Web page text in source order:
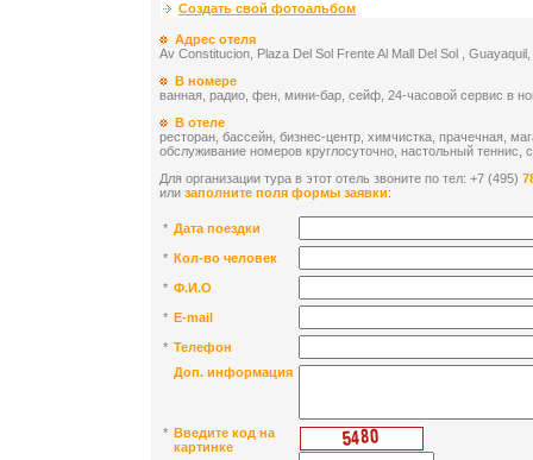
Создать свой фотоальбом
Адрес отеля
Av Constitucion, Plaza Del Sol Frente Al Mall Del Sol ,
В номере
ванная, радио, фен, мини-бар, сейф, 24-часовой сервис в
В отеле
ресторан, бассейн, бизнес-центр, химчистка, прачечная,
обслуживание номеров круглосуточно, настольный теннис,
Для организации тура в этот отель звоните по тел: +7 (495)
или заполните поля формы заявки:
* Дата поездки
* Кол-во человек
* Ф.И.О
* E-mail
* Телефон
Доп. информация
* Введите код на
картинке